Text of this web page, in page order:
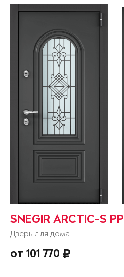
SNEGIR ARCTIC-S PP
Дверь для дома
от 101 770